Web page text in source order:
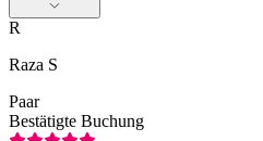
R
Raza S
Paar
Bestätigte Buchung